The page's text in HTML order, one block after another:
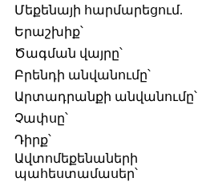
Մեքենայի հարմարեցում.
Երաշխիք՝
Ծագման վայրը՝
Բրենդի անվանումը՝
Արտադրանքի անվանումը՝
Չափսը՝
Դիրք՝
Ավտոմեքենաների
պահեստամասեր՝